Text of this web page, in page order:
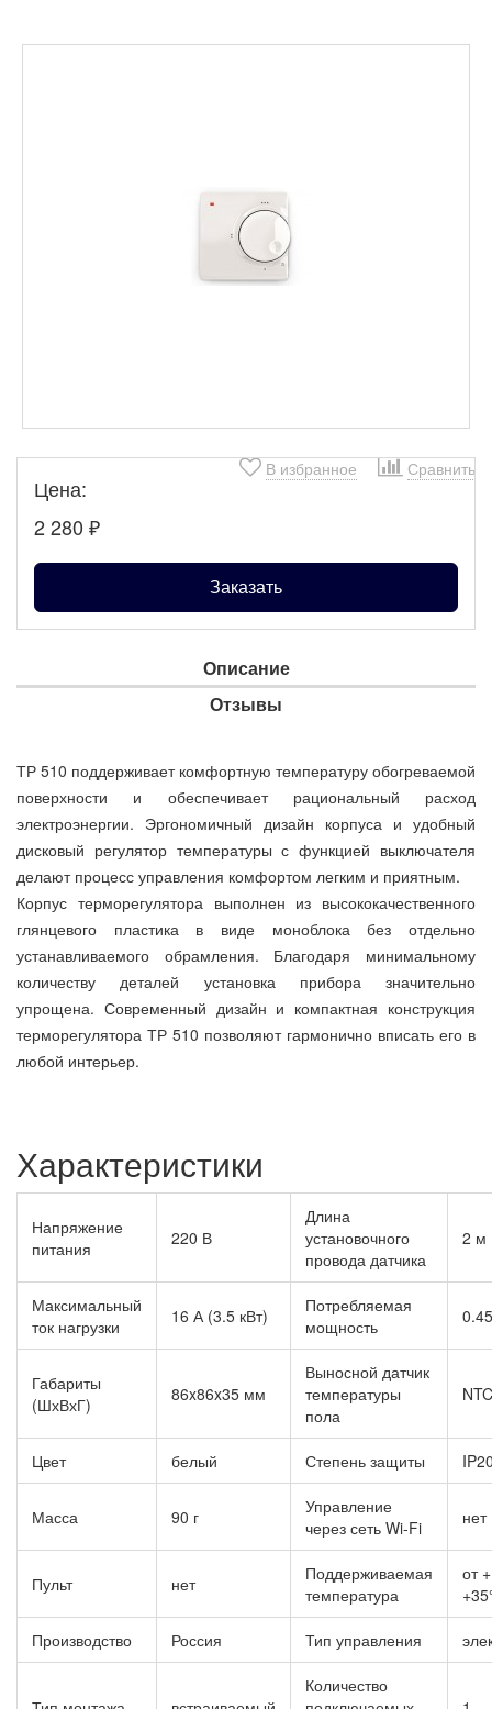
В избранное Сравнить
Цена:
2 280 ₽
Заказать
Описание
Отзывы
ТР 510 поддерживает комфортную температуру обогреваемой
поверхности и обеспечивает рациональный расход
электроэнергии. Эргономичный дизайн корпуса и удобный
дисковый регулятор температуры с функцией выключателя
делают процесс управления комфортом легким и приятным.
Корпус терморегулятора выполнен из высококачественного
глянцевого пластика в виде моноблока без отдельно
устанавливаемого обрамления. Благодаря минимальному
количеству деталей установка прибора значительно
упрощена. Современный дизайн и компактная конструкция
терморегулятора ТР 510 позволяют гармонично вписать его в
любой интерьер.
Характеристики
Напряжение
питания
220 В
Длина
установочного
провода датчика
2 м
Максимальный
ток нагрузки
16 А (3.5 кВт)
Потребляемая
мощность
Габариты
(ШхВхГ)
86x86x35 мм
Выносной датчик
температуры
пола
Цвет белый Степень защиты
Масса 90 г
Управление
через сеть Wi-Fi
нет
Пульт нет
Поддерживаемая
температура
от
Производство Россия Тип управления
Количество